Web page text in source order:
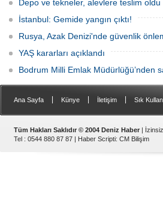
Depo ve tekneler, alevlere teslim oldu
İstanbul: Gemide yangın çıktı!
Rusya, Azak Denizi'nde güvenlik
YAŞ kararları açıklandı
Bodrum Milli Emlak Müdürlüğü’nden
Ana Sayfa Künye İletişim Sık
Tüm Hakları Saklıdır © 2004 Deniz Haber |
Tel : 0544 880 87 87 | Haber Scripti: CM Bilişim